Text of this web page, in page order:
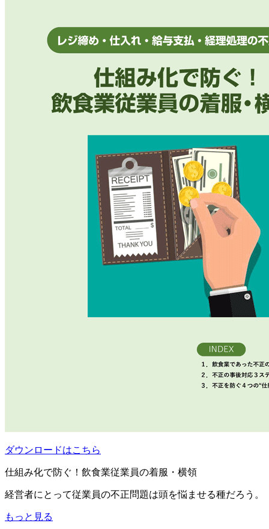
ダウンロードはこちら
仕組み化で防ぐ！飲食業従業員の着服・横領
経営者にとって従業員の不正問題は頭を悩ませる種だろう。
もっと見る